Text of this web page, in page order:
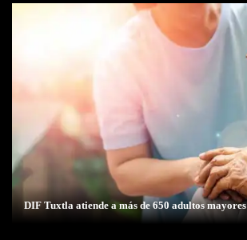
DIF Tuxtla atiende a más de 650 adultos mayores